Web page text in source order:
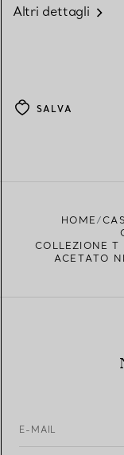
Altri dettagli
SALVA
HOME
COLLEZIONE T
ACETATO
E-MAIL